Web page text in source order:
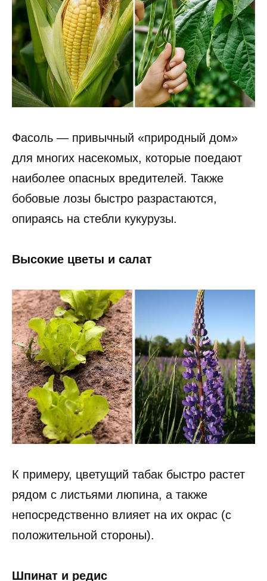
Фасоль — привычный «природный дом»
для многих насекомых, которые поедают
наиболее опасных вредителей. Также
бобовые лозы быстро разрастаются,
опираясь на стебли кукурузы.
Высокие цветы и салат
К примеру, цветущий табак быстро растет
рядом с листьями люпина, а также
непосредственно влияет на их окрас (с
положительной стороны).
Шпинат и редис